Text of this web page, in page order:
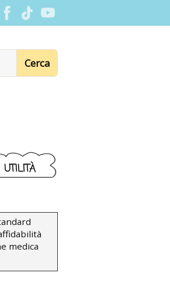
UTILITÀ
medica